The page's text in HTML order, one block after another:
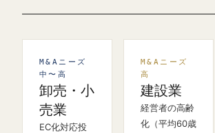
M&Aニーズ
中〜高
卸売・小
売業
EC化対応投
M&Aニーズ
高
建設業
経営者の高齢
化（平均60歳